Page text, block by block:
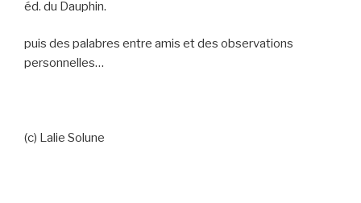
éd. du Dauphin.
puis des palabres entre amis et des observations
personnelles…
(c) Lalie Solune